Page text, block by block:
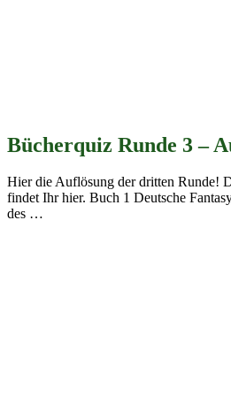
Bücherquiz Runde 3 –
Hier die Auflösung der dritten Runde!
findet Ihr hier. Buch 1 Deutsche
des …